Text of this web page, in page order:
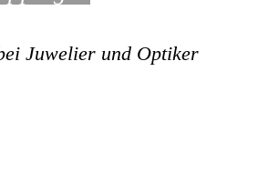
Juwelier und Optiker